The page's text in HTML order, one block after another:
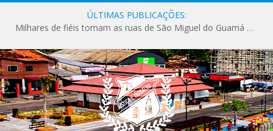
ÚLTIMAS PUBLICAÇÕES:
Milhares de fiéis tomam as ruas de São Miguel do Guamá em uma grande celebração de fé na Marcha para Jesus 2026.